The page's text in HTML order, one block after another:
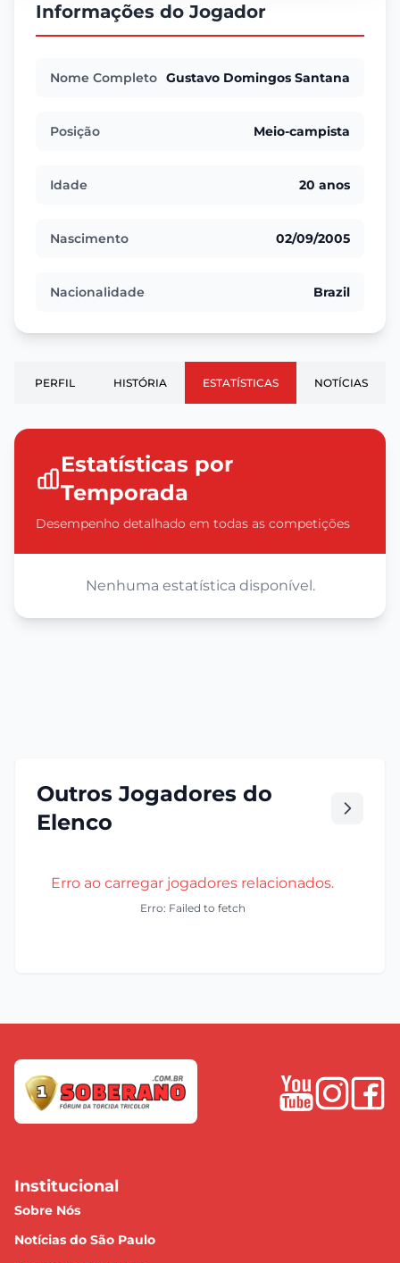
Informações do Jogador
Nome Completo Gustavo Domingos Santana
Posição Meio-campista
Idade 20 anos
Nascimento 02/09/2005
Nacionalidade Brazil
PERFIL HISTÓRIA ESTATÍSTICAS NOTÍCIAS
Estatísticas por
Temporada
Desempenho detalhado em todas as competições
Nenhuma estatística disponível.
Outros Jogadores do
Elenco
Erro ao carregar jogadores relacionados.
Erro: Failed to fetch
Institucional
Sobre Nós
Notícias do São Paulo